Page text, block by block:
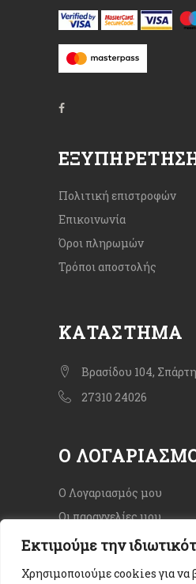
Εκτιμούμε την
Χρησιμοποιούμε cookies για να
Πολιτική επιστροφών
Επικοινωνία
Όροι πληρωμών
Τρόποι αποστολής
ΚΑΤΆΣΤΗΜΑ
Βρασίδου 104,
27310 24026
Ο
Ο Λογαριασμός μου
Οι παραγγελίες μου